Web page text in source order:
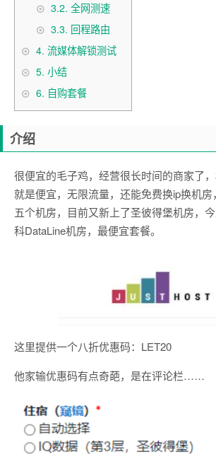
3.2. 全网测速
3.3. 回程路由
4. 流媒体解锁测试
5. 小结
6. 自购套餐
介绍
很便宜的毛子鸡，经营很长时间的商家了，
就是便宜，无限流量，还能免费换ip换机
五个机房，目前又新上了圣彼得堡机房，
科DataLine机房，最便宜套餐。
这里提供一个八折优惠码：LET20
他家输优惠码有点奇葩，是在评论栏……